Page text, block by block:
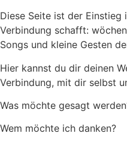
Diese Seite ist der Einstieg
Verbindung schafft:
Songs und kleine Gesten
Hier kannst du dir deinen
Verbindung, mit dir selbst
Was möchte gesagt
Wem möchte ich danken?